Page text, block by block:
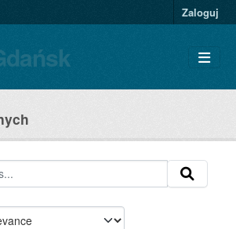
Zaloguj